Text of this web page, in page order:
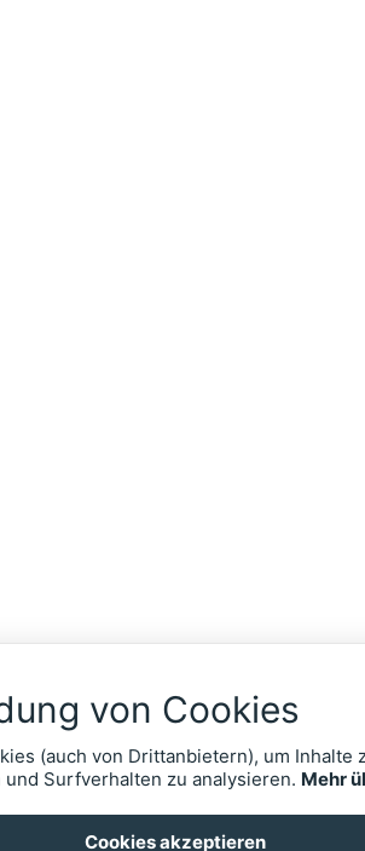
von Cookies
(auch von Drittanbietern), um Inhalte
Surfverhalten zu analysieren. Mehr
Cookies akzeptieren